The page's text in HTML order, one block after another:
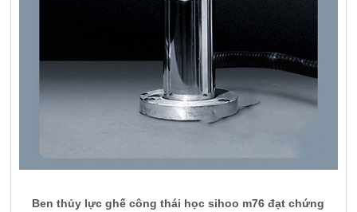
Ben thủy lực ghế công thái học sihoo m76 đạt chứng